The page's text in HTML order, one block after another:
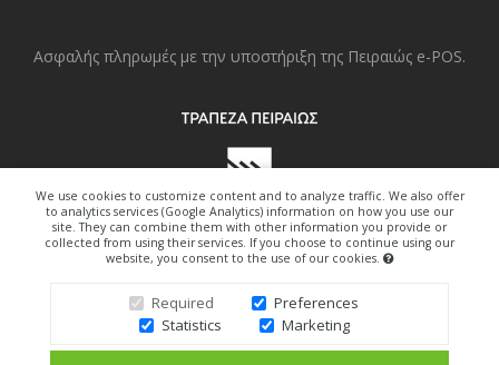
We use cookies to customize content and to analyze traffic. We also offer
to analytics services (Google Analytics) information on how you use our
site. They can combine them with other information you provide or
collected from using their services. If you choose to continue using our
website, you consent to the use of our cookies.
Required
Preferences
Statistics
Marketing
Ασφαλής πληρωμές με την υποστήριξη της Πειραιώς e-POS.
Copyright © 2022. All Right Reserved.
Design By Freedom-Art.gr